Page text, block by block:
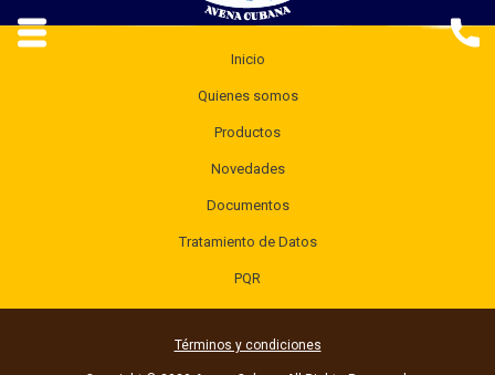
Inicio
Quienes somos
Productos
Novedades
Documentos
Tratamiento de Datos
PQR
Términos y condiciones